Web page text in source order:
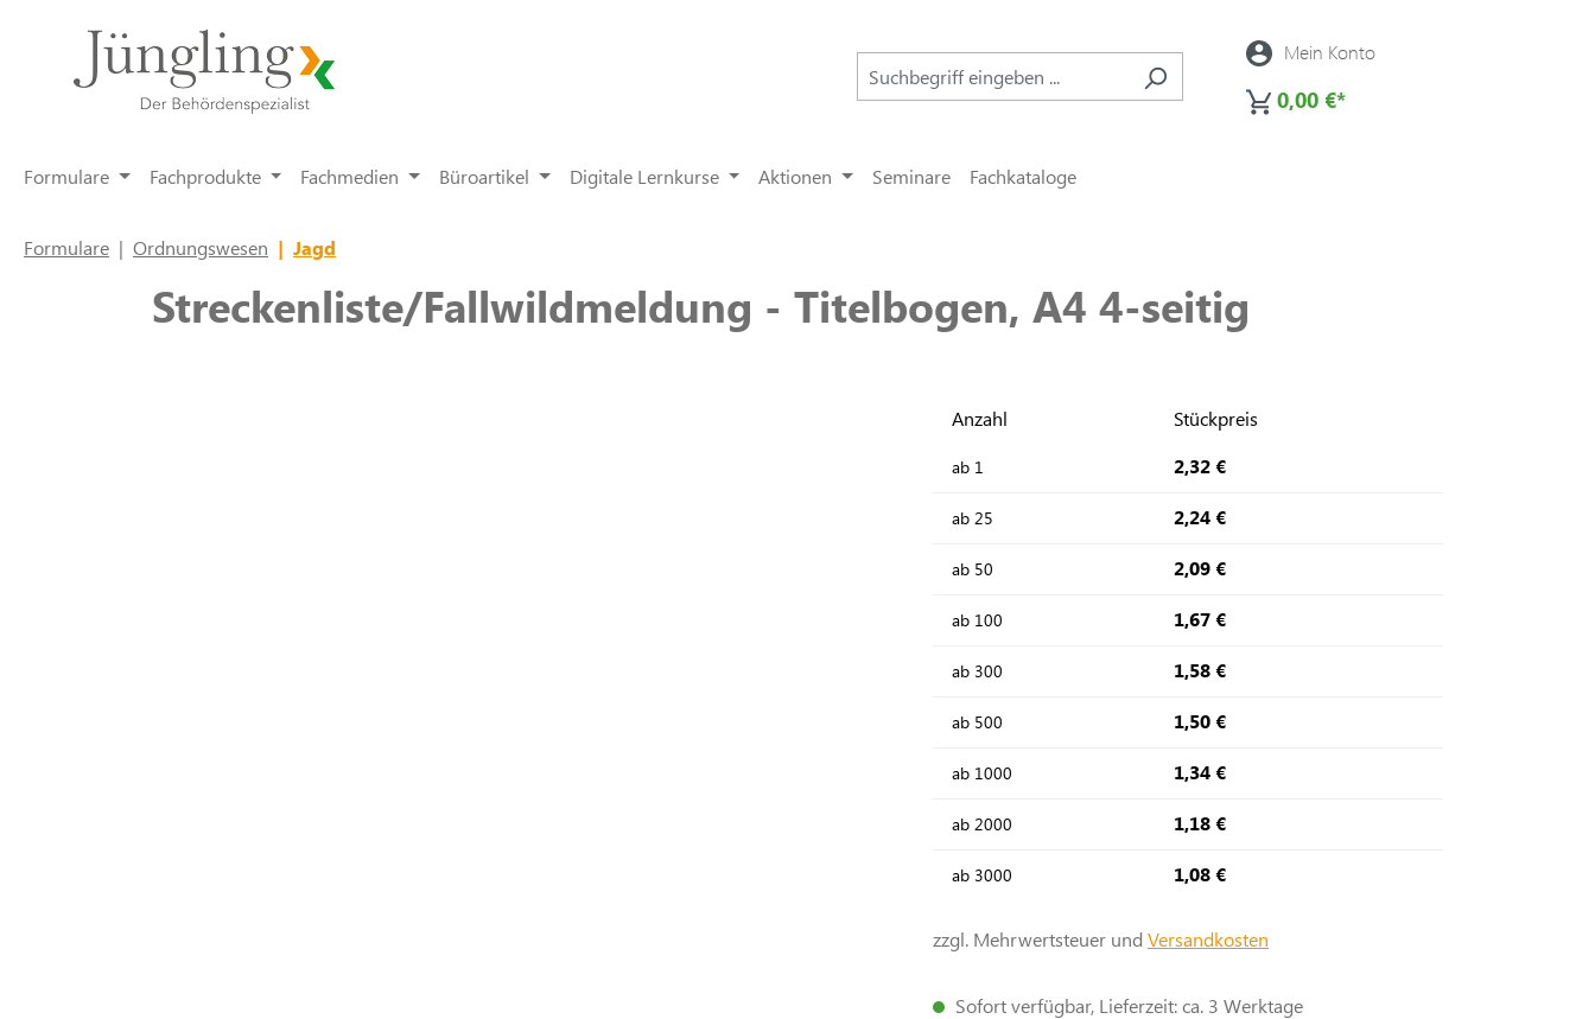
Zur Hauptnavigation springen
Mein Konto
0,00 €*
Formulare Fachprodukte Fachmedien Büroartikel Digitale Lernkurse Aktionen Seminare Fachkataloge
Formulare | Ordnungswesen | Jagd
Streckenliste/Fallwildmeldung - Titelbogen, A4 4-seitig
Anzahl Stückpreis
ab 1 2,32 €
ab 25 2,24 €
ab 50 2,09 €
ab 100 1,67 €
ab 300 1,58 €
ab 500 1,50 €
ab 1000 1,34 €
ab 2000 1,18 €
ab 3000 1,08 €
zzgl. Mehrwertsteuer und Versandkosten
Sofort verfügbar, Lieferzeit: ca. 3 Werktage